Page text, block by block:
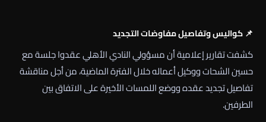
📌 كواليس وتفاصيل مفاوضات التجديد
كشفت تقارير إعلامية أن مسؤولي النادي الأهلي عقدوا جلسة مع
حسين الشحات ووكيل أعماله خلال الفترة الماضية، من أجل مناقشة
تفاصيل تجديد عقده ووضع اللمسات الأخيرة على الاتفاق بين
الطرفين.